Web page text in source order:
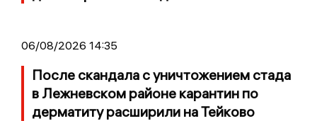
06/08/2026 14:35
После скандала с уничтожением стада
в Лежневском районе карантин по
дерматиту расширили на Тейково